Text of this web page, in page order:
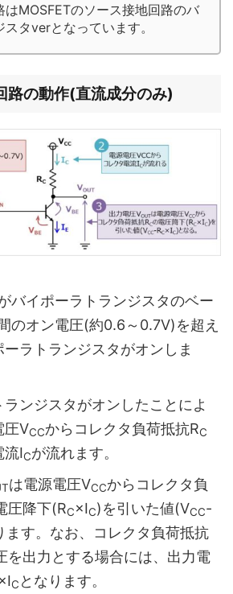
はMOSFETのソース接地回路のバ
タverとなっています。
路の動作(直流成分のみ)
バイポーラトランジスタのベー
のオン電圧(約0.6～0.7V)を超え
ーラトランジスタがオンしま
ンジスタがオンしたことによ
圧VCCからコレクタ負荷抵抗RC
流ICが流れます。
は電源電圧VCCからコレクタ負
圧降下(RC×IC)を引いた値(VCC-
ます。なお、コレクタ負荷抵抗
を出力とする場合には、出力電
×IC となります。